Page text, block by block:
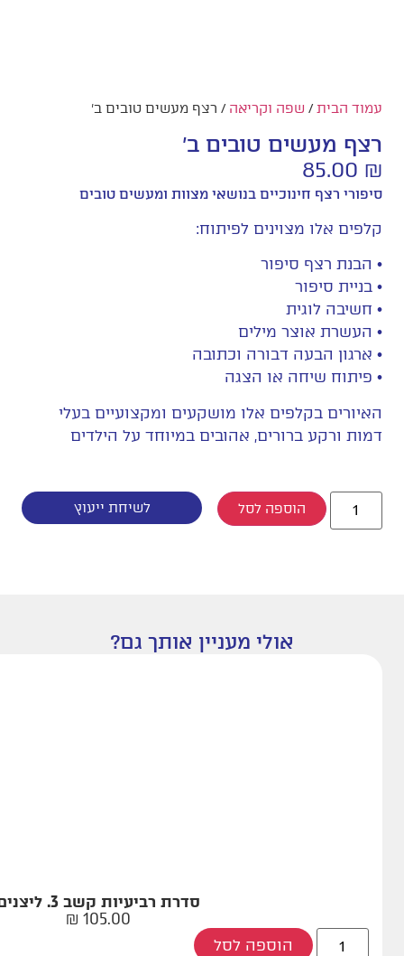
עמוד הבית/ שפה וקריאה / רצף מעשים טובים ב'
רצף מעשים טובים ב'
85.00 ₪
סיפורי רצף חינוכיים בנושאי מצוות ומעשים טובים
קלפים אלו מצוינים לפיתוח:
• הבנת רצף סיפור
• בניית סיפור
• חשיבה לוגית
• העשרת אוצר מילים
• ארגון הבעה דבורה וכתובה
• פיתוח שיחה או הצגה
האיורים בקלפים אלו מושקעים ומקצועיים בעלי
דמות ורקע ברורים, אהובים במיוחד על הילדים
הוספה לסל לשיחת ייעוץ
אולי מעניין אותך גם?
סדרת רביעיות קשב 3. ליצנים
105.00
₪
הוספה לסל